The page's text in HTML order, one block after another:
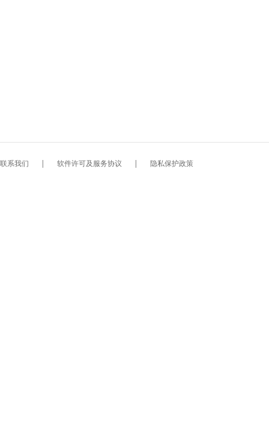
联系我们 | 软件许可及服务协议 | 隐私保护政策